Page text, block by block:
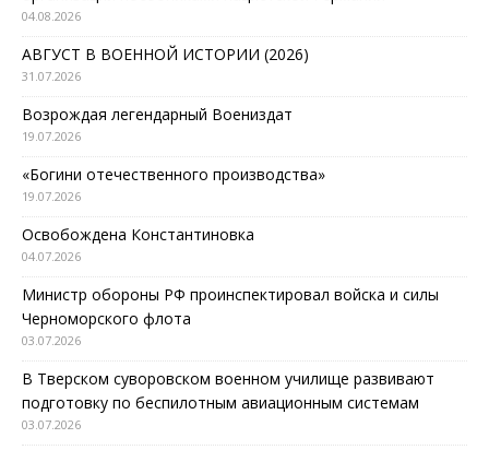
04.08.2026
АВГУСТ В ВОЕННОЙ ИСТОРИИ (2026)
31.07.2026
Возрождая легендарный Воениздат
19.07.2026
«Богини отечественного производства»
19.07.2026
Освобождена Константиновка
04.07.2026
Министр обороны РФ проинспектировал войска и силы
Черноморского флота
03.07.2026
В Тверском суворовском военном училище развивают
подготовку по беспилотным авиационным системам
03.07.2026